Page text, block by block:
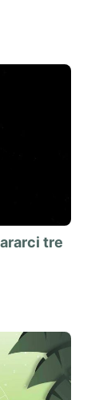
tre